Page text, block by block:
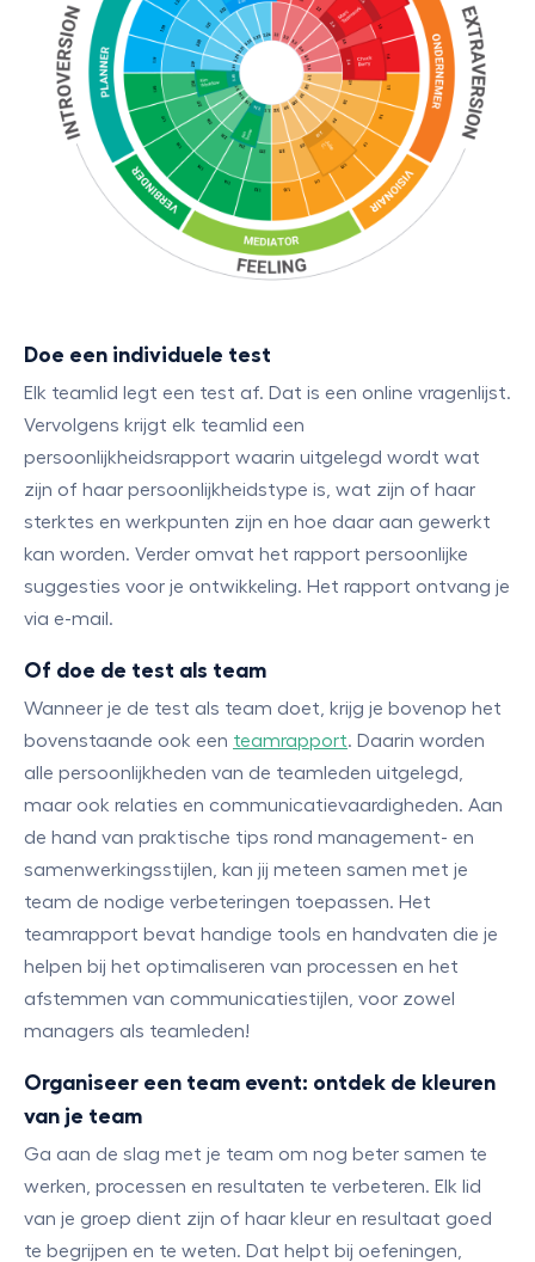
Doe een individuele test
Elk teamlid legt een test af. Dat is een online vragenlijst.
Vervolgens krijgt elk teamlid een
persoonlijkheidsrapport waarin uitgelegd wordt wat
zijn of haar persoonlijkheidstype is, wat zijn of haar
sterktes en werkpunten zijn en hoe daar aan gewerkt
kan worden. Verder omvat het rapport persoonlijke
suggesties voor je ontwikkeling. Het rapport ontvang je
via e-mail.
Of doe de test als team
Wanneer je de test als team doet, krijg je bovenop het
bovenstaande ook een teamrapport. Daarin worden
alle persoonlijkheden van de teamleden uitgelegd,
maar ook relaties en communicatievaardigheden. Aan
de hand van praktische tips rond management- en
samenwerkingsstijlen, kan jij meteen samen met je
team de nodige verbeteringen toepassen. Het
teamrapport bevat handige tools en handvaten die je
helpen bij het optimaliseren van processen en het
afstemmen van communicatiestijlen, voor zowel
managers als teamleden!
Organiseer een team event: ontdek de kleuren
van je team
Ga aan de slag met je team om nog beter samen te
werken, processen en resultaten te verbeteren. Elk lid
van je groep dient zijn of haar kleur en resultaat goed
te begrijpen en te weten. Dat helpt bij oefeningen,